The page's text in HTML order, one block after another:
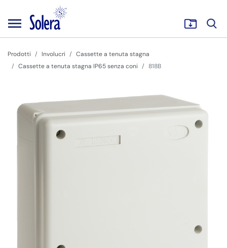
Prodotti Involucri
Cassette a tenuta stagna
Cassette a tenuta stagna IP65 senza coni
818B